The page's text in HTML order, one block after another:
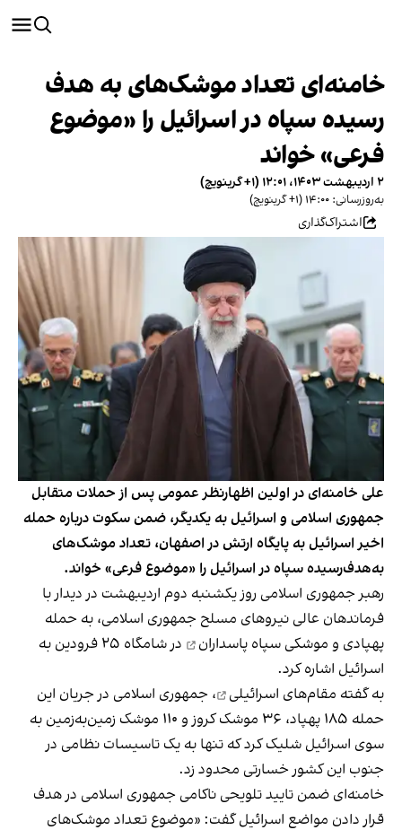
خامنه‌ای تعداد موشک‌های به هدف
رسیده سپاه در اسرائیل را «موضوع
فرعی» خواند
۲ اردیبهشت ۱۴۰۳، ۱۲:۰۱ (‎+۱ گرینویچ)
به‌روزرسانی: ۱۴:۰۰ (‎+۱ گرینویچ)
اشتراک‌گذاری
علی خامنه‌ای در اولین اظهارنظر عمومی پس از حملات متقابل
جمهوری اسلامی و اسرائیل به یکدیگر، ضمن سکوت درباره حمله
اخیر اسرائیل به پایگاه ارتش در اصفهان، تعداد موشک‌های
به‌هدف‌رسیده سپاه در اسرائیل را «موضوع فرعی» خواند.
رهبر جمهوری اسلامی روز یکشنبه دوم اردیبهشت در دیدار با
فرماندهان عالی نیروهای مسلح جمهوری اسلامی، به حمله
پهپادی و موشکی سپاه پاسداران
در شامگاه ۲۵ فرودین به
اسرائیل اشاره کرد.
به گفته مقام‌های اسرائیلی
، جمهوری اسلامی در جریان این
حمله ۱۸۵ پهپاد، ۳۶ موشک کروز و ۱۱۰ موشک زمین‌به‌زمین به
سوی اسرائیل شلیک کرد که تنها به یک تاسیسات نظامی در
جنوب این کشور خسارتی محدود زد.
خامنه‌ای ضمن تایید تلویحی ناکامی جمهوری اسلامی در هدف
قرار دادن مواضع اسرائیلگفت: «موضوع تعداد موشک‌های